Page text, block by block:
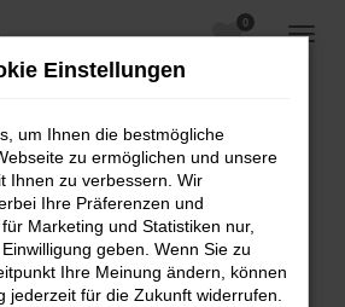
0
Error
Fehler aufgetreten.
Tipps, die dir helfen können:
Einstellungen
um Ihnen die bestmögliche
zu ermöglichen und unsere
Ihnen zu verbessern. Wir
Ihre Präferenzen und
Marketing und Statistiken nur,
geben. Wenn Sie zu
Ihre Meinung ändern, können
jederzeit für die Zukunft widerrufen.